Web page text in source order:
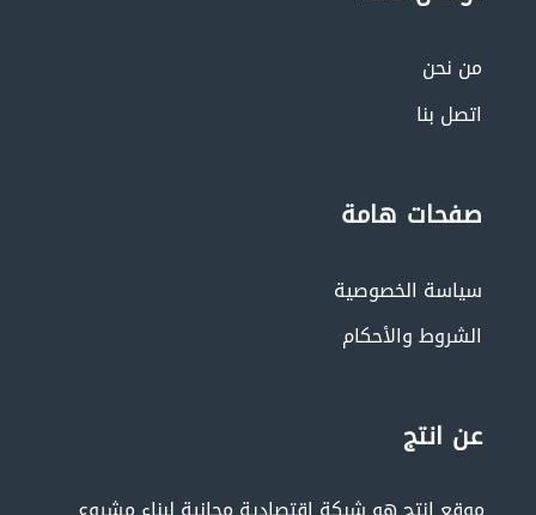
من نحن
اتصل بنا
صفحات هامة
سياسة الخصوصية
الشروط والأحكام
عن انتج